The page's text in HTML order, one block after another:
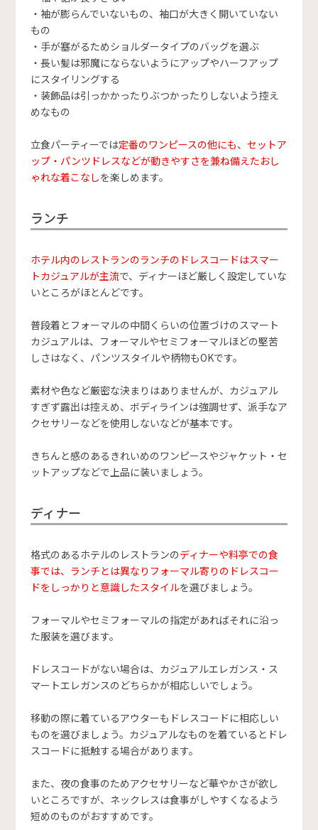
・袖が膨らんでいないもの、袖口が大きく開いていない
もの
・手が塞がるためショルダータイプのバッグを選ぶ
・長い髪は邪魔にならないようにアップやハーフアップ
にスタイリングする
・装飾品は引っかかったりぶつかったりしないよう控え
めなもの
立食パーティーでは定番のワンピースの他にも、セットア
ップ・パンツドレスなどが動きやすさを兼ね備えたおし
ゃれな着こなしを楽しめます。
ランチ
ホテル内のレストランのランチのドレスコードはスマー
トカジュアルが主流で、ディナーほど厳しく設定していな
いところがほとんどです。
普段着とフォーマルの中間くらいの位置づけのスマート
カジュアルは、フォーマルやセミフォーマルほどの堅苦
しさはなく、パンツスタイルや柄物もOKです。
素材や色など厳密な決まりはありませんが、カジュアル
すぎず露出は控えめ、ボディラインは強調せず、派手なア
クセサリーなどを使用しないなどが基本です。
きちんと感のあるきれいめのワンピースやジャケット・セ
ットアップなどで上品に装いましょう。
ディナー
格式のあるホテルのレストランのディナーや料亭での食
事では、ランチとは異なりフォーマル寄りのドレスコー
ドをしっかりと意識したスタイルを選びましょう。
フォーマルやセミフォーマルの指定があればそれに沿っ
た服装を選びます。
ドレスコードがない場合は、カジュアルエレガンス・ス
マートエレガンスのどちらかが相応しいでしょう。
移動の際に着ているアウターもドレスコードに相応しい
ものを選びましょう。カジュアルなものを着ているとドレ
スコードに抵触する場合があります。
また、夜の食事のためアクセサリーなど華やかさが欲し
いところですが、ネックレスは食事がしやすくなるよう
短めのものがおすすめです。